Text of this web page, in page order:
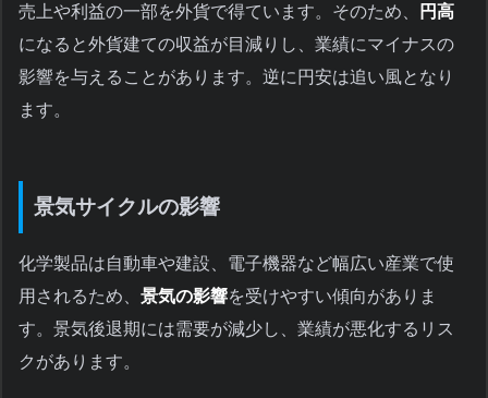
売上や利益の一部を外貨で得ています。そのため、
円高
になると外貨建ての収益が目減りし、業績にマイナスの
影響を与えることがあります。逆に円安は追い風となり
ます。
景気サイクルの影響
化学製品は自動車や建設、電子機器など幅広い産業で使
用されるため、 景気の影響を受けやすい傾向がありま
す。景気後退期には需要が減少し、業績が悪化するリス
クがあります。